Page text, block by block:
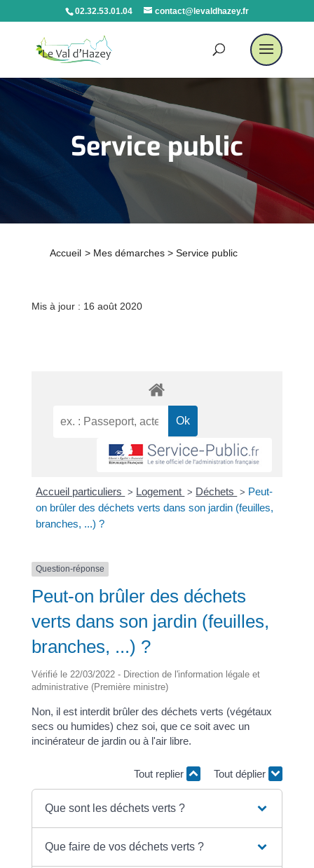
02.32.53.01.04 contact@levaldhazey.fr
Service public
Accueil > Mes démarches > Service public
Mis à jour : 16 août 2020
Accueil particuliers > Logement > Déchets > Peut-
on brûler des déchets verts dans son jardin (feuilles,
branches, ...) ?
Question-réponse
Peut-on brûler des déchets
verts dans son jardin (feuilles,
branches, ...) ?
Vérifié le 22/03/2022 - Direction de l'information légale et
administrative (Première ministre)
Non, il est interdit brûler des déchets verts (végétaux
secs ou humides) chez soi, que ce soit avec un
incinérateur de jardin ou à l'air libre.
Tout replier Tout déplier
Que sont les déchets verts ?
Que faire de vos déchets verts ?